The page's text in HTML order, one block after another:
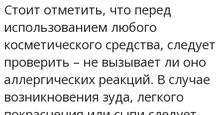
Стоит отметить, что перед
использованием любого
косметического средства, следует
проверить – не вызывает ли оно
аллергических реакций. В случае
возникновения зуда, легкого